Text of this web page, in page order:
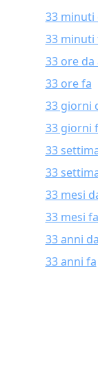
33 minuti
33 minuti
33 ore da
33 ore fa
33 giorni
33 giorni
33
33
33 mesi
33 mesi fa
33 anni
33 anni fa